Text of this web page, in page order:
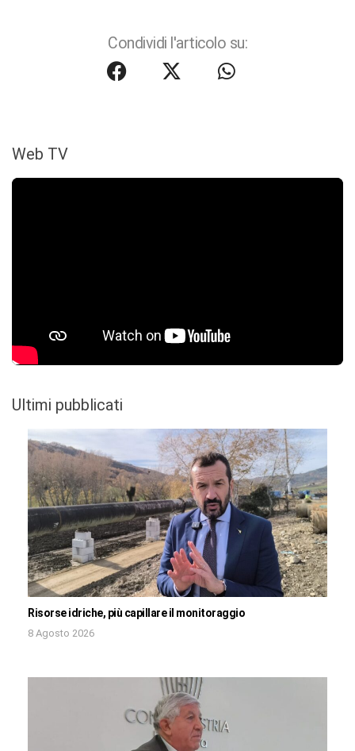
Condividi l'articolo su:
Web TV
Ultimi pubblicati
Risorse idriche, più capillare il monitoraggio
8 Agosto 2026